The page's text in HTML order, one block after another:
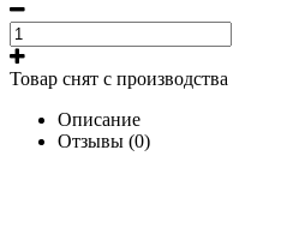
Товар снят с производства
Описание
Отзывы (0)